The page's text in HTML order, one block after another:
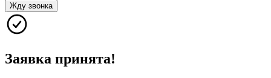
Жду звонка
Заявка принята!